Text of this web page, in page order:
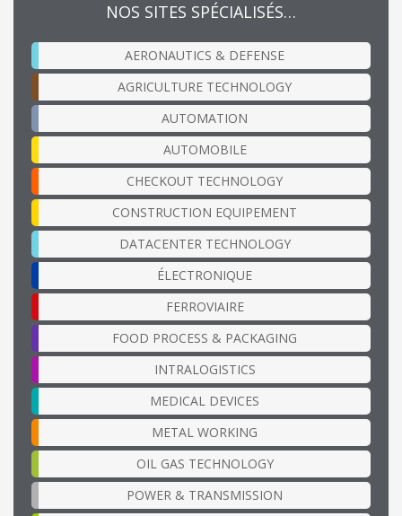
NOS SITES SPÉCIALISÉS…
AERONAUTICS & DEFENSE
AGRICULTURE TECHNOLOGY
AUTOMATION
AUTOMOBILE
CHECKOUT TECHNOLOGY
CONSTRUCTION EQUIPEMENT
DATACENTER TECHNOLOGY
ÉLECTRONIQUE
FERROVIAIRE
FOOD PROCESS & PACKAGING
INTRALOGISTICS
MEDICAL DEVICES
METAL WORKING
OIL GAS TECHNOLOGY
POWER & TRANSMISSION